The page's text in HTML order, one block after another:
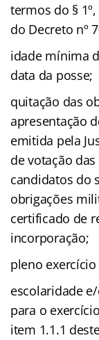
termos do §
do Decreto nº
idade mínima
data da posse;
quitação das
apresentação
emitida pela
de votação
candidatos do
obrigações
certificado de
incorporação;
pleno
escolaridade
para o
item 1.1.1